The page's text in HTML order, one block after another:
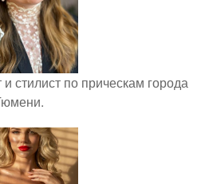
стилист по прическам города